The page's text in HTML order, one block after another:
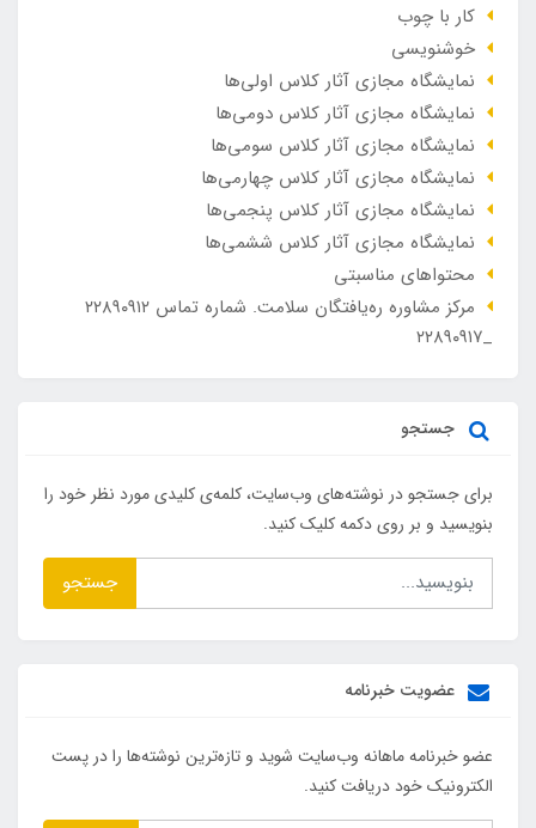
کار با چوب
خوشنویسی
نمایشگاه مجازی آثار کلاس اولی‌ها
نمایشگاه مجازی آثار کلاس دومی‌ها
نمایشگاه مجازی آثار کلاس سومی‌ها
نمایشگاه مجازی آثار کلاس چهارمی‌ها
نمایشگاه مجازی آثار کلاس پنجمی‌ها
نمایشگاه مجازی آثار کلاس ششمی‌ها
محتواهای مناسبتی
مرکز مشاوره ره‌یافتگان سلامت. شماره تماس ۲۲۸۹۰۹۱۲
_۲۲۸۹۰۹۱۷
جستجو
برای جستجو در نوشته‌های وب‌سایت، کلمه‌ی کلیدی مورد نظر خود را
بنویسید و بر روی دکمه کلیک کنید.
جستجو
عضویت خبرنامه
عضو خبرنامه ماهانه وب‌سایت شوید و تازه‌ترین نوشته‌ها را در پست
الکترونیک خود دریافت کنید.